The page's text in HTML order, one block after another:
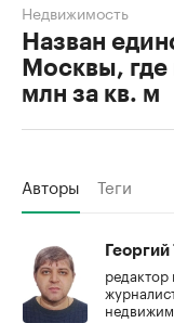
Назван
Москвы,
млн за кв. м
Недвижимость
Авторы Теги
редактор